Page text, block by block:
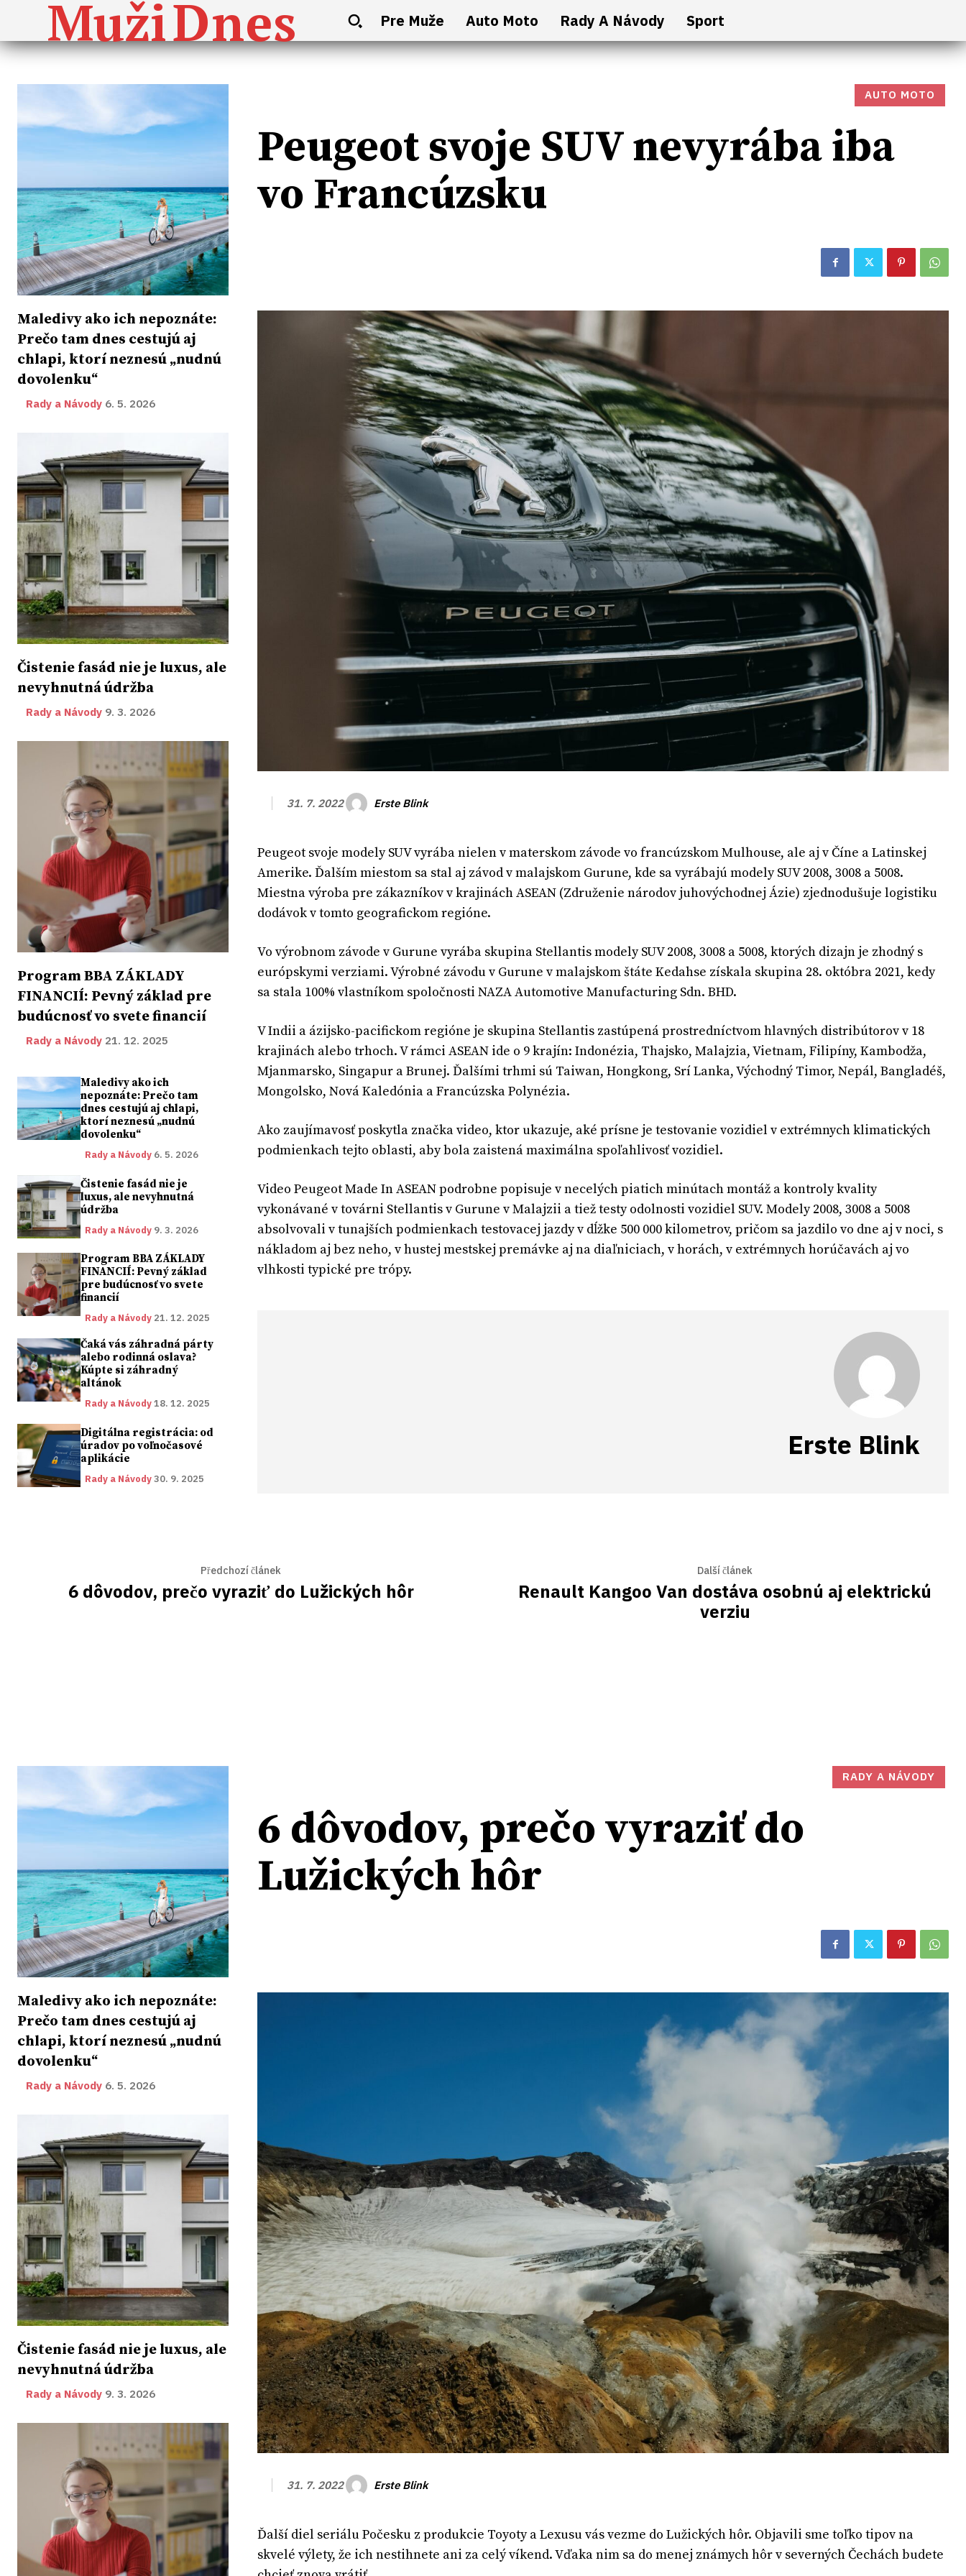
MužiDnes Pre Muže Auto Moto Rady A Návody Sport
Maledivy ako ich nepoznáte:
Prečo tam dnes cestujú aj
chlapi, ktorí neznesú „nudnú
dovolenku“
Rady a Návody 6. 5. 2026
Čistenie fasád nie je luxus, ale
nevyhnutná údržba
Rady a Návody 9. 3. 2026
Program BBA ZÁKLADY
FINANCIÍ: Pevný základ pre
budúcnosť vo svete financií
Rady a Návody 21. 12. 2025
Maledivy ako ich
nepoznáte: Prečo tam
dnes cestujú aj chlapi,
ktorí neznesú „nudnú
dovolenku“
Rady a Návody 6. 5. 2026
Čistenie fasád nie je
luxus, ale nevyhnutná
údržba
Rady a Návody 9. 3. 2026
Program BBA ZÁKLADY
FINANCIÍ: Pevný základ
pre budúcnosť vo svete
financií
Rady a Návody 21. 12. 2025
Čaká vás záhradná párty
alebo rodinná oslava?
Kúpte si záhradný
altánok
Rady a Návody18. 12. 2025
Digitálna registrácia: od
úradov po voľnočasové
aplikácie
Rady a Návody30. 9. 2025
AUTO MOTO
Peugeot svoje SUV nevyrába iba
vo Francúzsku
31. 7. 2022 Erste Blink
Peugeot svoje modely SUV vyrába nielen v materskom závode vo francúzskom Mulhouse, ale aj v Číne a Latinskej
Amerike. Ďalším miestom sa stal aj závod v malajskom Gurune, kde sa vyrábajú modely SUV 2008, 3008 a 5008.
Miestna výroba pre zákazníkov v krajinách ASEAN (Združenie národov juhovýchodnej Ázie) zjednodušuje logistiku
dodávok v tomto geografickom regióne.
Vo výrobnom závode v Gurune vyrába skupina Stellantis modely SUV 2008, 3008 a 5008, ktorých dizajn je zhodný s
európskymi verziami. Výrobné závodu v Gurune v malajskom štáte Kedahse získala skupina 28. októbra 2021, kedy
sa stala 100% vlastníkom spoločnosti NAZA Automotive Manufacturing Sdn. BHD.
V Indii a ázijsko-pacifickom regióne je skupina Stellantis zastúpená prostredníctvom hlavných distribútorov v 18
krajinách alebo trhoch. V rámci ASEAN ide o 9 krajín: Indonézia, Thajsko, Malajzia, Vietnam, Filipíny, Kambodža,
Mjanmarsko, Singapur a Brunej. Ďalšími trhmi sú Taiwan, Hongkong, Srí Lanka, Východný Timor, Nepál, Bangladéš,
Mongolsko, Nová Kaledónia a Francúzska Polynézia.
Ako zaujímavosť poskytla značka video, ktor ukazuje, aké prísne je testovanie vozidiel v extrémnych klimatických
podmienkach tejto oblasti, aby bola zaistená maximálna spoľahlivosť vozidiel.
Video Peugeot Made In ASEAN podrobne popisuje v necelých piatich minútach montáž a kontroly kvality
vykonávané v továrni Stellantis v Gurune v Malajzii a tiež testy odolnosti vozidiel SUV. Modely 2008, 3008 a 5008
absolvovali v tunajších podmienkach testovacej jazdy v dĺžke 500 000 kilometrov, pričom sa jazdilo vo dne aj v noci, s
nákladom aj bez neho, v hustej mestskej premávke aj na diaľniciach, v horách, v extrémnych horúčavách aj vo
vlhkosti typické pre trópy.
Erste Blink
Předchozí článek
6 dôvodov, prečo vyraziť do Lužických hôr
Další článek
Renault Kangoo Van dostáva osobnú aj elektrickú
verziu